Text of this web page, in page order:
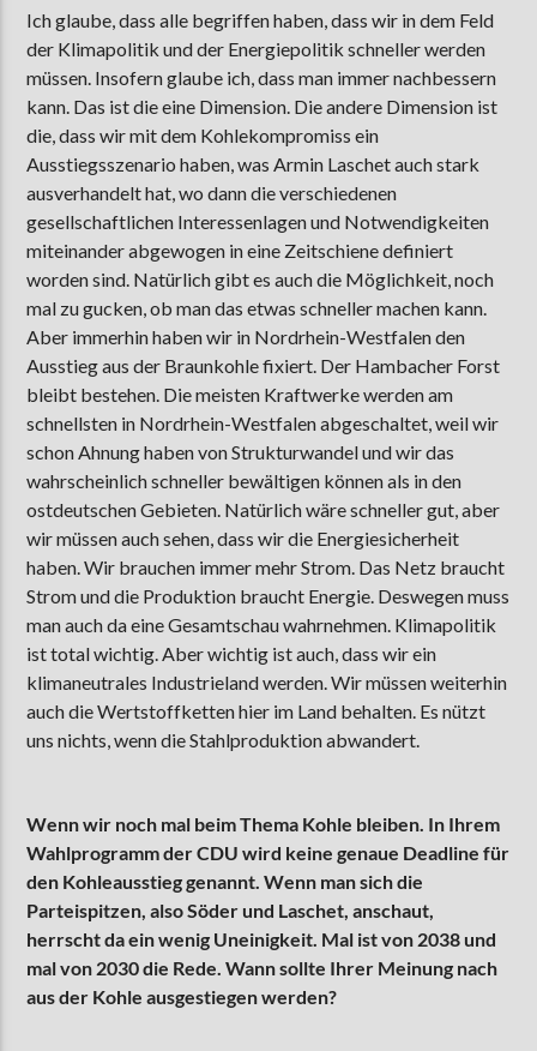
Ich glaube, dass alle begriffen haben, dass wir in dem Feld
der Klimapolitik und der Energiepolitik schneller werden
müssen. Insofern glaube ich, dass man immer nachbessern
kann. Das ist die eine Dimension. Die andere Dimension ist
die, dass wir mit dem Kohlekompromiss ein
Ausstiegsszenario haben, was Armin Laschet auch stark
ausverhandelt hat, wo dann die verschiedenen
gesellschaftlichen Interessenlagen und Notwendigkeiten
miteinander abgewogen in eine Zeitschiene definiert
worden sind. Natürlich gibt es auch die Möglichkeit, noch
mal zu gucken, ob man das etwas schneller machen kann.
Aber immerhin haben wir in Nordrhein-Westfalen den
Ausstieg aus der Braunkohle fixiert. Der Hambacher Forst
bleibt bestehen. Die meisten Kraftwerke werden am
schnellsten in Nordrhein-Westfalen abgeschaltet, weil wir
schon Ahnung haben von Strukturwandel und wir das
wahrscheinlich schneller bewältigen können als in den
ostdeutschen Gebieten. Natürlich wäre schneller gut, aber
wir müssen auch sehen, dass wir die Energiesicherheit
haben. Wir brauchen immer mehr Strom. Das Netz braucht
Strom und die Produktion braucht Energie. Deswegen muss
man auch da eine Gesamtschau wahrnehmen. Klimapolitik
ist total wichtig. Aber wichtig ist auch, dass wir ein
klimaneutrales Industrieland werden. Wir müssen weiterhin
auch die Wertstoffketten hier im Land behalten. Es nützt
uns nichts, wenn die Stahlproduktion abwandert.
Wenn wir noch mal beim Thema Kohle bleiben. In Ihrem
Wahlprogramm der CDU wird keine genaue Deadline für
den Kohleausstieg genannt. Wenn man sich die
Parteispitzen, also Söder und Laschet, anschaut,
herrscht da ein wenig Uneinigkeit. Mal ist von 2038 und
mal von 2030 die Rede. Wann sollte Ihrer Meinung nach
aus der Kohle ausgestiegen werden?